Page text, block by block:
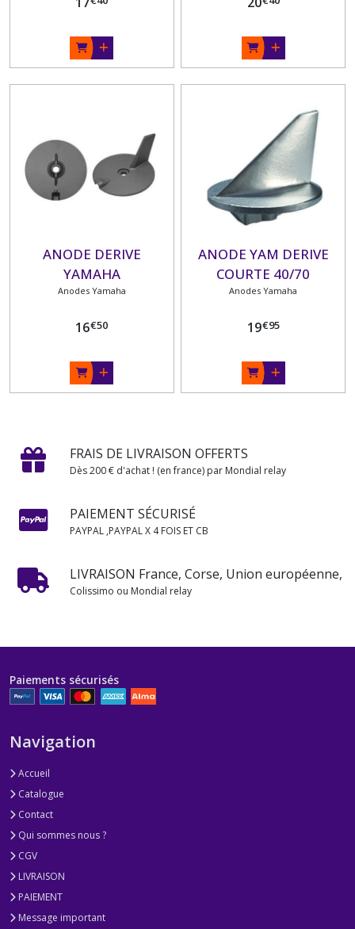
ANODE DERIVE
YAMAHA
Anodes Yamaha
16€50
ANODE YAM DERIVE
COURTE 40/70
Anodes Yamaha
19€95
FRAIS DE LIVRAISON OFFERTS
Dès 200 € d'achat ! (en france) par Mondial relay
PAIEMENT SÉCURISÉ
PAYPAL ,PAYPAL X 4 FOIS ET CB
LIVRAISON France, Corse, Union européenne,
Colissimo ou Mondial relay
Paiements sécurisés
Navigation
Accueil
Catalogue
Contact
Qui sommes nous ?
CGV
LIVRAISON
PAIEMENT
Message important